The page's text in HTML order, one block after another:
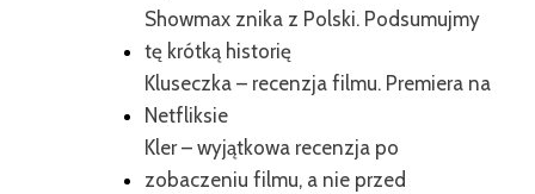
Showmax znika z Polski. Podsumujmy
tę krótką historię
Kluseczka – recenzja filmu. Premiera na
Netfliksie
Kler – wyjątkowa recenzja po
zobaczeniu filmu, a nie przed